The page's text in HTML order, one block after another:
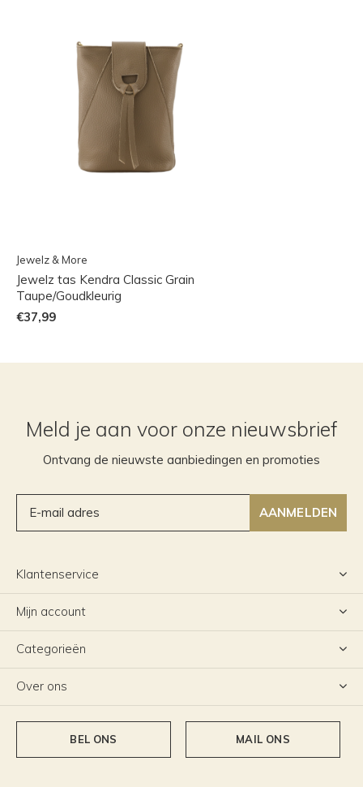
Jewelz & More
Jewelz tas Kendra Classic Grain
Taupe/Goudkleurig
€37,99
Meld je aan voor onze nieuwsbrief
Ontvang de nieuwste aanbiedingen en promoties
AANMELDEN
Klantenservice
Mijn account
Categorieën
Over ons
BEL ONS MAIL ONS